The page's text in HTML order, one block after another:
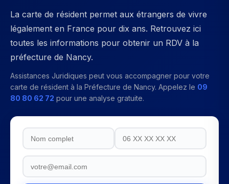
La carte de résident permet aux étrangers de vivre
légalement en France pour dix ans. Retrouvez ici
toutes les informations pour obtenir un RDV à la
préfecture de Nancy.
Assistances Juridiques peut vous accompagner pour votre
carte de résident à la Préfecture de Nancy. Appelez le 09
80 80 62 72 pour une analyse gratuite.